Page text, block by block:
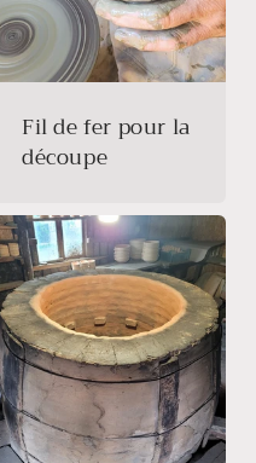
Fil de fer pour la
découpe